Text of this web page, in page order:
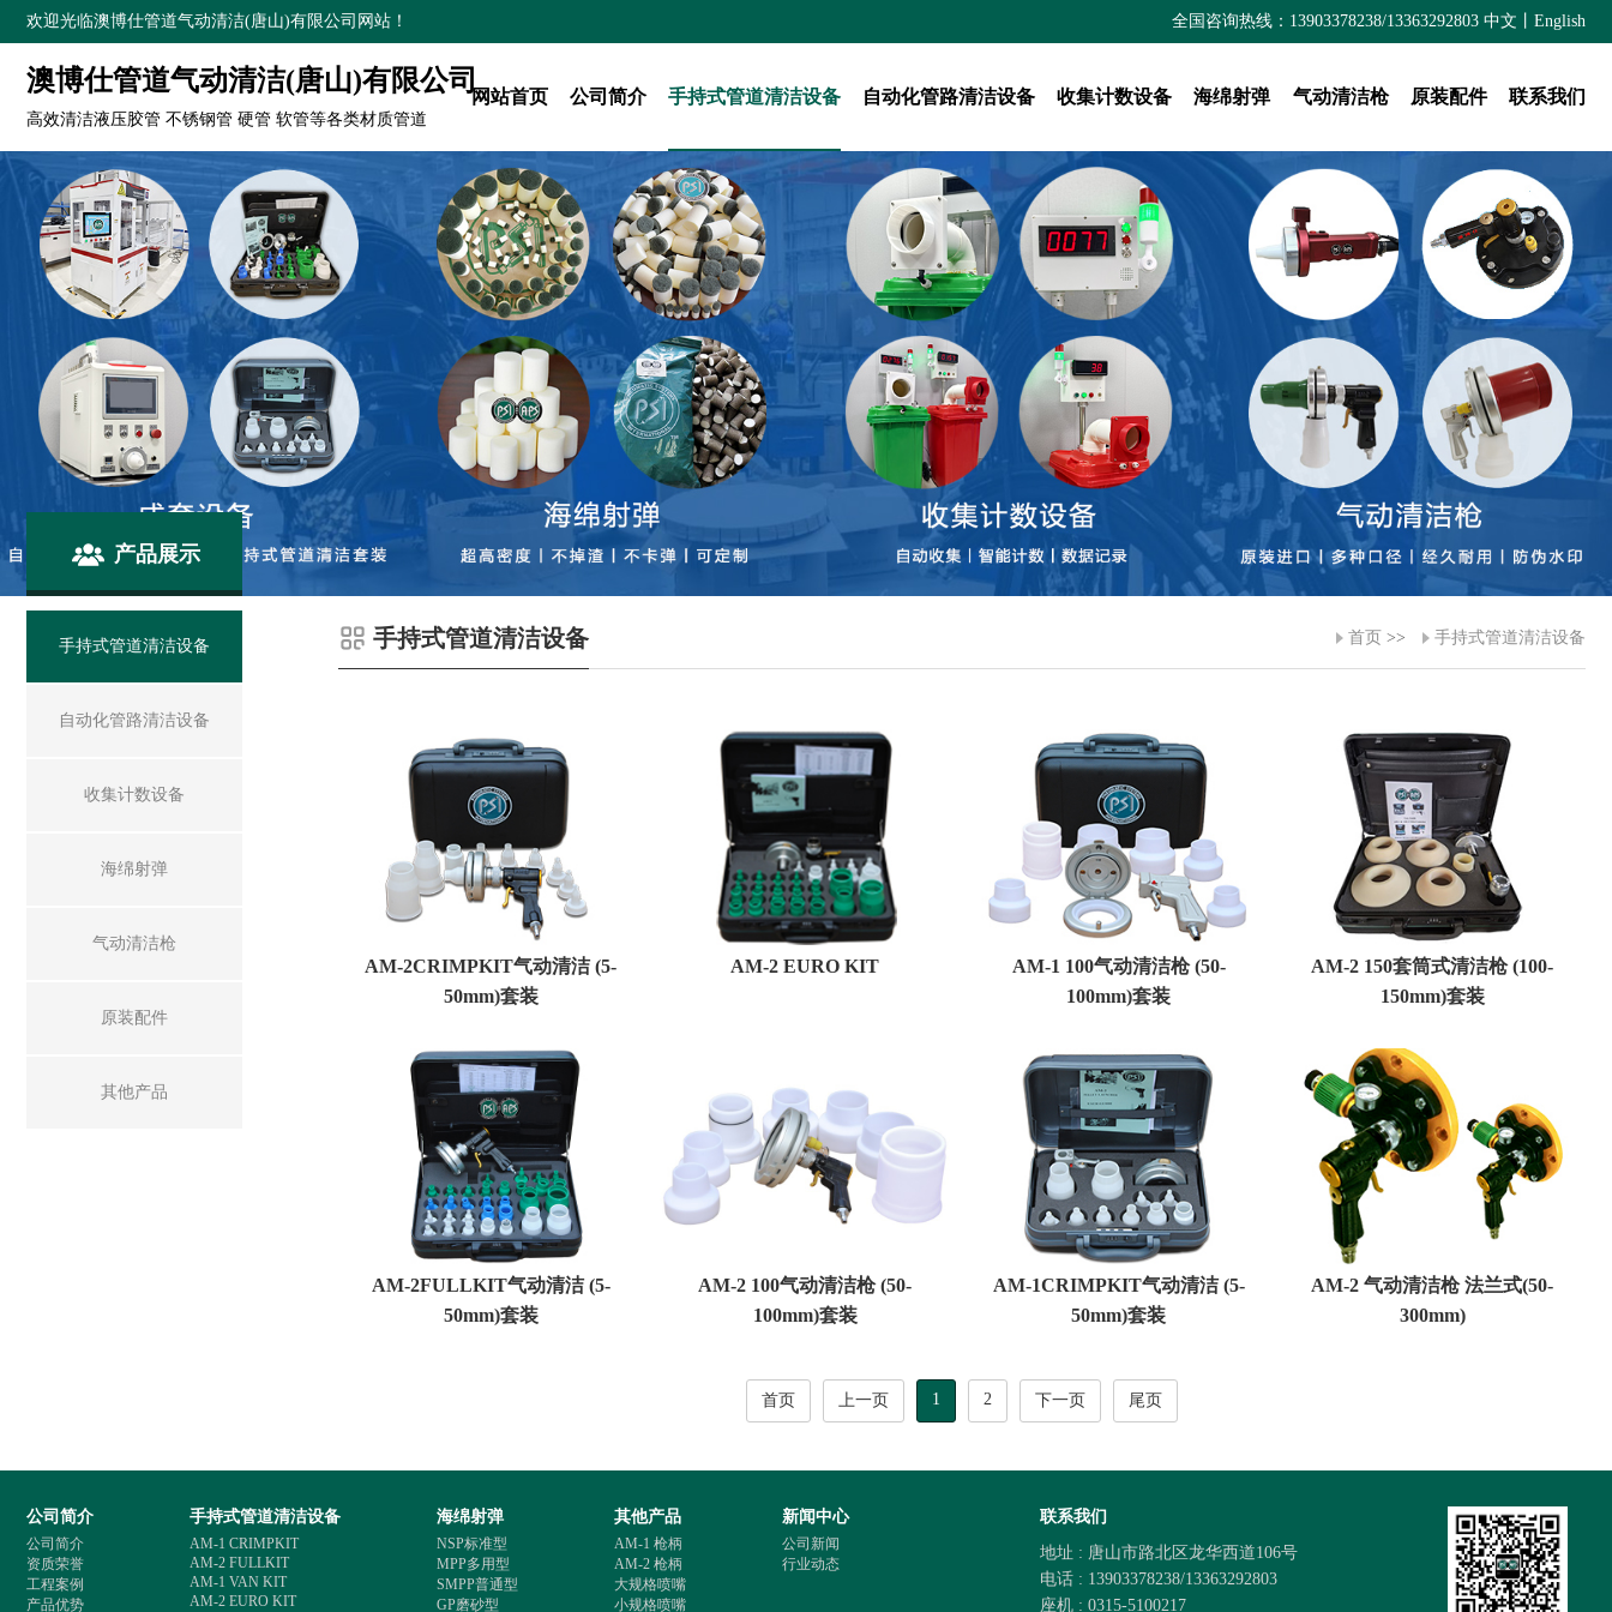
欢迎光临澳博仕管道气动清洁(唐山)有限公司网站！ 全国咨询热线：13903378238/13363292803 中文 English
澳博仕管道气动清洁(唐山)有限公司
高效清洁液压胶管 不锈钢管 硬管 软管等各类材质管道
网站首页 公司简介 手持式管道清洁设备 自动化管路清洁设备 收集计数设备 海绵射弹 气动清洁枪 原装配件 联系我们
产品展示
手持式管道清洁设备
自动化管路清洁设备
收集计数设备
海绵射弹
气动清洁枪
原装配件
其他产品
手持式管道清洁设备 首页 >> 手持式管道清洁设备
AM-2CRIMPKIT气动清洁 (5-
50mm)套装
AM-2 EURO KIT
AM-1 100气动清洁枪 (50-
100mm)套装
AM-2 150套筒式清洁枪 (100-
150mm)套装
AM-2FULLKIT气动清洁 (5-
50mm)套装
AM-2 100气动清洁枪 (50-
100mm)套装
AM-1CRIMPKIT气动清洁 (5-
50mm)套装
AM-2 气动清洁枪 法兰式(50-
300mm)
首页 上一页 1 2 下一页 尾页
公司简介
公司简介
资质荣誉
工程案例
产品优势
手持式管道清洁设备
AM-1 CRIMPKIT
AM-2 FULLKIT
AM-1 VAN KIT
AM-2 EURO KIT
海绵射弹
NSP标准型
MPP多用型
SMPP普通型
GP磨砂型
其他产品
AM-1 枪柄
AM-2 枪柄
大规格喷嘴
小规格喷嘴
新闻中心
公司新闻
行业动态
联系我们
地址 : 唐山市路北区龙华西道106号
电话 : 13903378238/13363292803
座机 : 0315-5100217